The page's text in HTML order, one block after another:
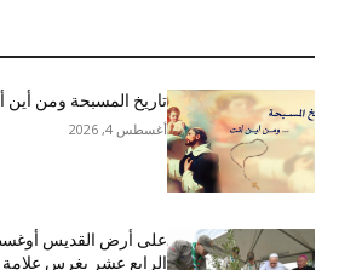
تاريخ المسبحة ومن أين
أغسطس 4, 2026
على أرض القديس
الرابع عشر يغرس